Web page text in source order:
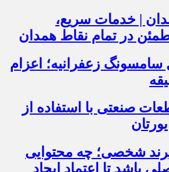
| خدمات سریع،
در تمام نقاط همدان
سامسونگ زعفرانیه؛ اعزام
صنعتی با استفاده از
شخصی؛ چه محتوایی
باشد تا اعتماد ایجاد